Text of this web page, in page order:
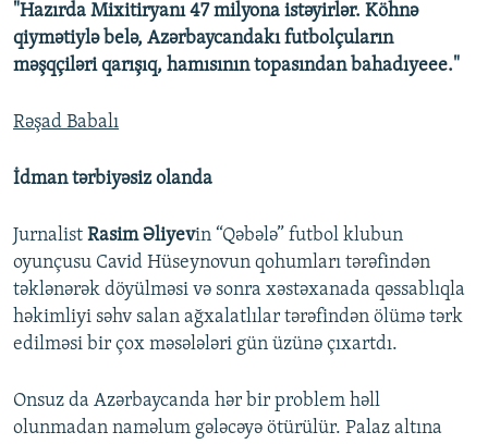
"Hazırda Mixitiryanı 47 milyona istəyirlər. Köhnə
qiymətiylə belə, Azərbaycandakı futbolçuların
məşqçiləri qarışıq, hamısının topasından bahadıyeee."
Rəşad Babalı
İdman tərbiyəsiz olanda
Jurnalist Rasim Əliyevin “Qəbələ” futbol klubun
oyunçusu Cavid Hüseynovun qohumları tərəfindən
təklənərək döyülməsi və sonra xəstəxanada qəssablıqla
həkimliyi səhv salan ağxalatlılar tərəfindən ölümə tərk
edilməsi bir çox məsələləri gün üzünə çıxartdı.
Onsuz da Azərbaycanda hər bir problem həll
olunmadan naməlum gələcəyə ötürülür. Palaz altına